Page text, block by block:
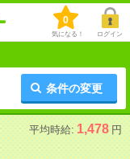
0
気になる！ ログイン
条件の変更
平均時給: 1,478 円